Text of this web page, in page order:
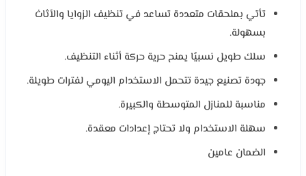
تأتي بملحقات متعددة تساعد في تنظيف الزوايا والأثاث
بسهولة.
سلك طويل نسبيًا يمنح حرية حركة أثناء التنظيف.
جودة تصنيع جيدة تتحمل الاستخدام اليومي لفترات طويلة.
مناسبة للمنازل المتوسطة والكبيرة.
سهلة الاستخدام ولا تحتاج إعدادات معقدة.
الضمان عامين